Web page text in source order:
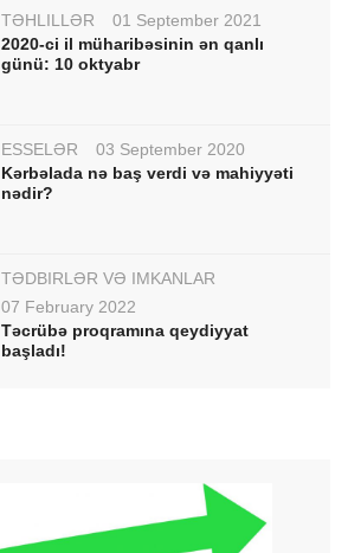
TƏHLİLLƏR
01 September 2021
2020-ci il müharibəsinin ən qanlı
günü: 10 oktyabr
ESSELƏR
03 September 2020
Kərbəlada nə baş verdi və mahiyyəti
nədir?
TƏDBİRLƏR VƏ İMKANLAR
07 February 2022
Təcrübə proqramına qeydiyyat
başladı!